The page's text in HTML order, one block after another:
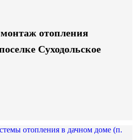
отопления
Суходольское